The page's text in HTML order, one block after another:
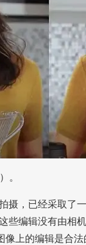
）。
摄，已经采取了一
些编辑没有由相
上的编辑是合法